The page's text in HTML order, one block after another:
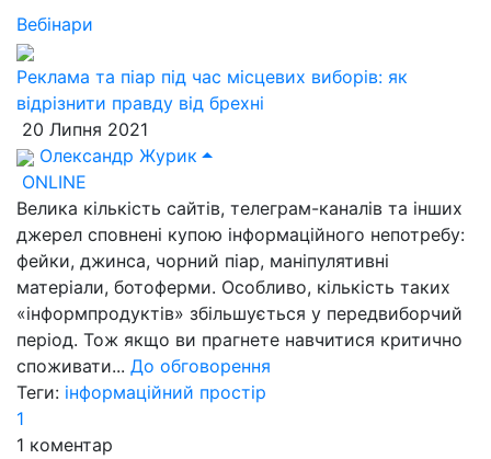
Вебінари
Реклама та піар під час місцевих виборів: як
відрізнити правду від брехні
20 Липня 2021
Олександр Журик
ONLINE
Велика кількість сайтів, телеграм-каналів та інших
джерел сповнені купою інформаційного непотребу:
фейки, джинса, чорний піар, маніпулятивні
матеріали, ботоферми. Особливо, кількість таких
«інформпродуктів» збільшується у передвиборчий
період. Тож якщо ви прагнете навчитися критично
споживати... До обговорення
Теги: інформаційний простір
1
1 коментар